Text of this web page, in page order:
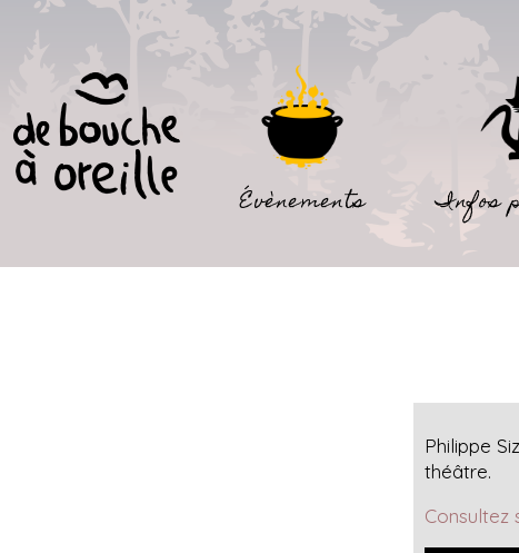
Évènements Infos
Philippe
théâtre.
Consultez